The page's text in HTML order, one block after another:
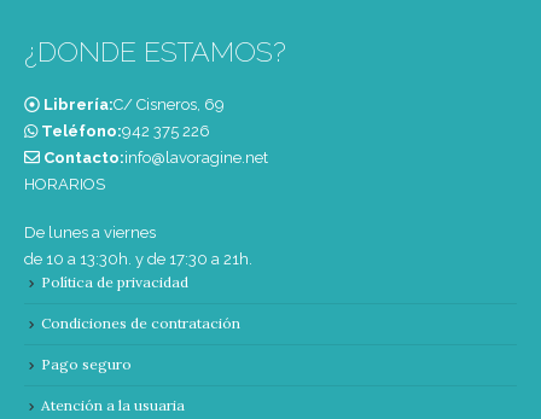
¿DONDE ESTAMOS?
Librería:C/ Cisneros, 69
Teléfono:‭942 375 226‬
Contacto:info@lavoragine.net
HORARIOS
De lunes a viernes
de 10 a 13:30h. y de 17:30 a 21h.
Política de privacidad
Condiciones de contratación
Pago seguro
Atención a la usuaria